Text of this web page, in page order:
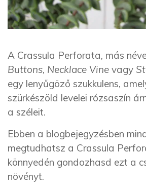
A Crassula Perforata, más
Buttons, Necklace Vine vagy
egy lenyűgöző szukkulens,
szürkészöld levelei rózsaszín
a széleit.
Ebben a blogbejegyzésben
megtudhatsz a Crassula
könnyedén gondozhasd ezt a
növényt.